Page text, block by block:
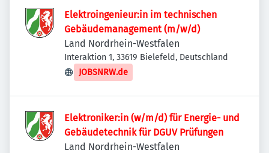
Elektroingenieur:in im technischen
Gebäudemanagement (m/w/d)
Land Nordrhein-Westfalen
Interaktion 1, 33619 Bielefeld, Deutschland
JOBSNRW.de
Elektroniker:in (w/m/d) für Energie- und
Gebäudetechnik für DGUV Prüfungen
Land Nordrhein-Westfalen